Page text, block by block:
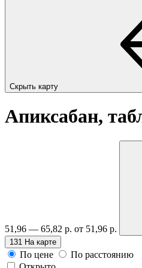
Скрыть карту
Апиксабан,
51,96 — 65,82 р. от 51,96 р.
131 На карте
По цене
По расстоянию